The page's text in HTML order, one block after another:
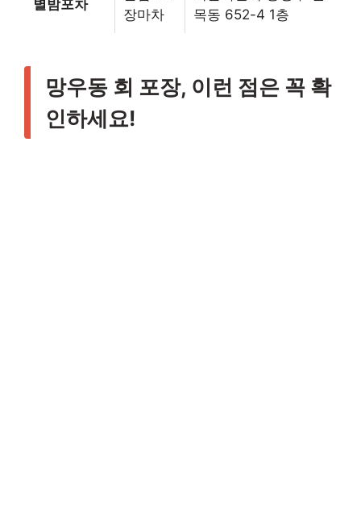
별밤포차
장마차
목동 652-4 1층
망우동 회 포장, 이런 점은 꼭 확
인하세요!